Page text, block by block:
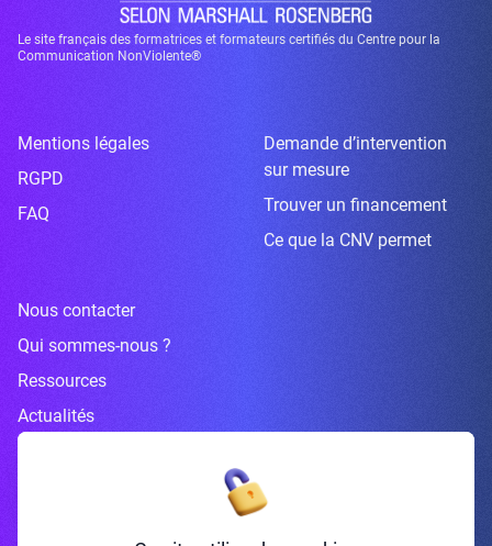
Le site français des formatrices et formateurs certifiés du Centre pour la
Communication NonViolente®
Mentions légales
RGPD
FAQ
Demande d’intervention
sur mesure
Trouver un financement
Ce que la CNV permet
Nous contacter
Qui sommes-nous ?
Ressources
Actualités
Inscrivez-vous à la newsletter